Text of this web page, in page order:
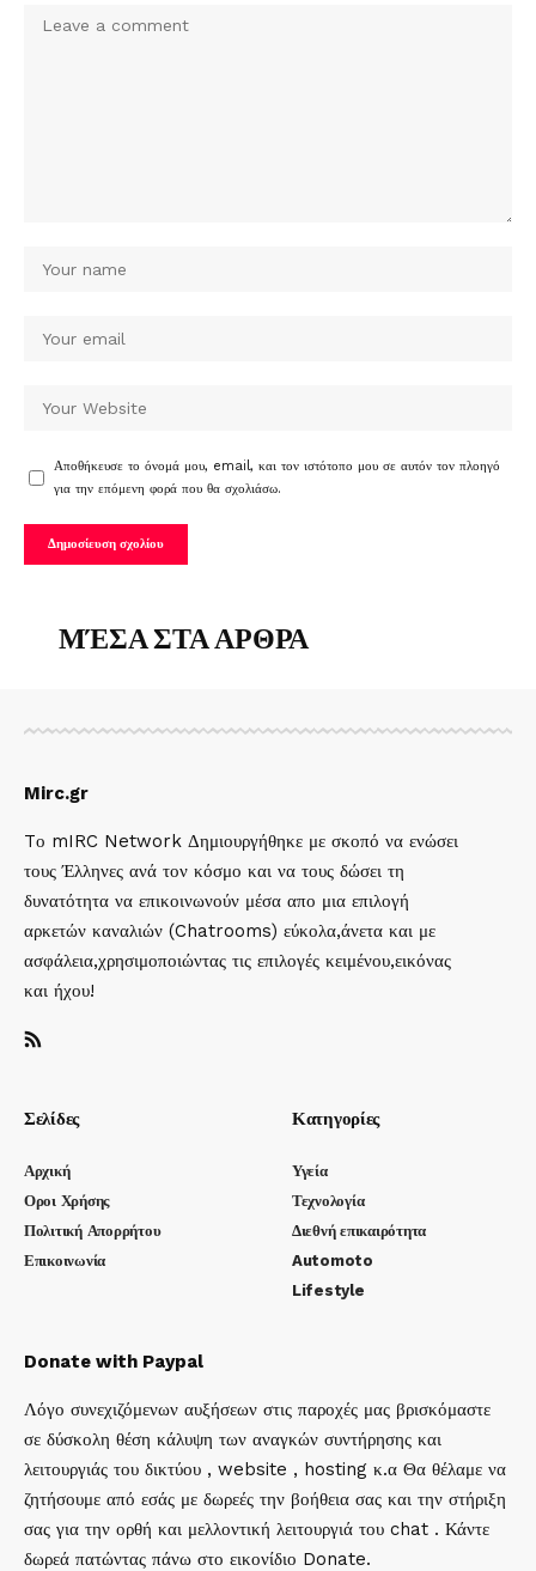
Αποθήκευσε το όνομά μου, email, και τον ιστότοπο μου σε αυτόν τον πλοηγό
για την επόμενη φορά που θα σχολιάσω.
ΜΈΣΑ ΣΤΑ ΑΡΘΡΑ
Mirc.gr
Tο mIRC Network Δημιουργήθηκε με σκοπό να ενώσει
τους Έλληνες ανά τον κόσμο και να τους δώσει τη
δυνατότητα να επικοινωνούν μέσα απο μια επιλογή
αρκετών καναλιών (Chatrooms) εύκολα,άνετα και με
ασφάλεια,χρησιμοποιώντας τις επιλογές κειμένου,εικόνας
και ήχου!
Σελίδες
Αρχική
Οροι Χρήσης
Πολιτική Απορρήτου
Επικοινωνία
Κατηγορίες
Υγεία
Τεχνολογία
Διεθνή επικαιρότητα
Automoto
Lifestyle
Donate with Paypal
Λόγο συνεχιζόμενων αυξήσεων στις παροχές μας βρισκόμαστε
σε δύσκολη θέση κάλυψη των αναγκών συντήρησης και
λειτουργιάς του δικτύου , website , hosting κ.α Θα θέλαμε να
ζητήσουμε από εσάς με δωρεές την βοήθεια σας και την στήριξη
σας για την ορθή και μελλοντική λειτουργιά του chat . Κάντε
δωρεά πατώντας πάνω στο εικονίδιο Donate.